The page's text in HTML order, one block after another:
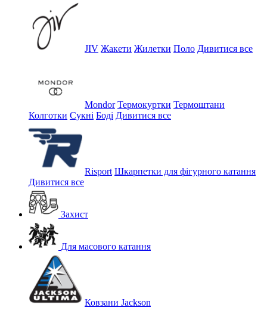
JIV Жакети Жилетки Поло Дивитися все
Mondor Термокуртки Термоштани
Колготки Сукні Боді Дивитися все
Risport Шкарпетки для фігурного катання
Дивитися все
Захист
Для масового катання
Ковзани Jackson